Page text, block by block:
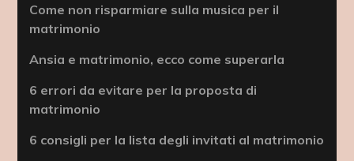
Come non risparmiare sulla musica per il
matrimonio
Ansia e matrimonio, ecco come superarla
6 errori da evitare per la proposta di
matrimonio
6 consigli per la lista degli invitati al matrimonio